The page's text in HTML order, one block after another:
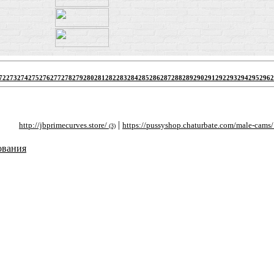
273274275276277278279280281282283284285286287288289290291292293294295296
http://jbprimecurves.store/(3)|https://pussyshop.chaturbate.com/male-cams/(2)|